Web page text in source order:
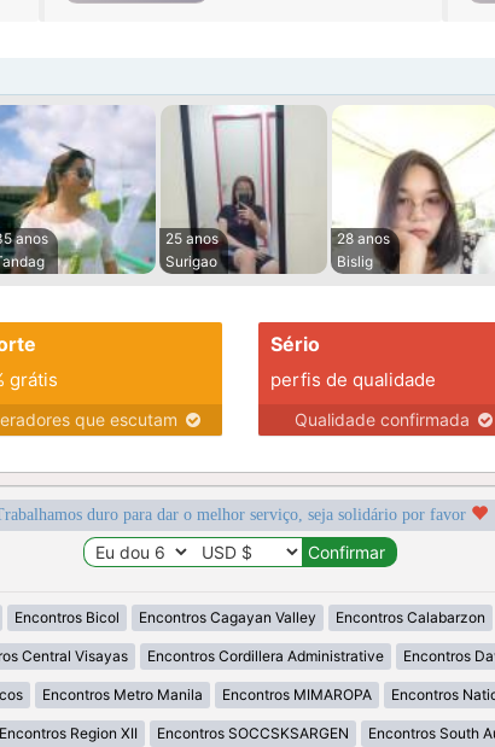
anos
25 anos
Surigao
28 anos
Bislig
grátis
que escutam
Sério
perfis de qualidade
Qualidade confirmada
duro para dar o melhor serviço, seja solidário por favor
Encontros Bicol Encontros Cagayan Valley Encontros Calabarzon
Central Visayas Encontros Cordillera Administrative Encontros
Encontros Metro Manila Encontros MIMAROPA Encontros
Encontros Region XII Encontros SOCCSKSARGEN Encontros South